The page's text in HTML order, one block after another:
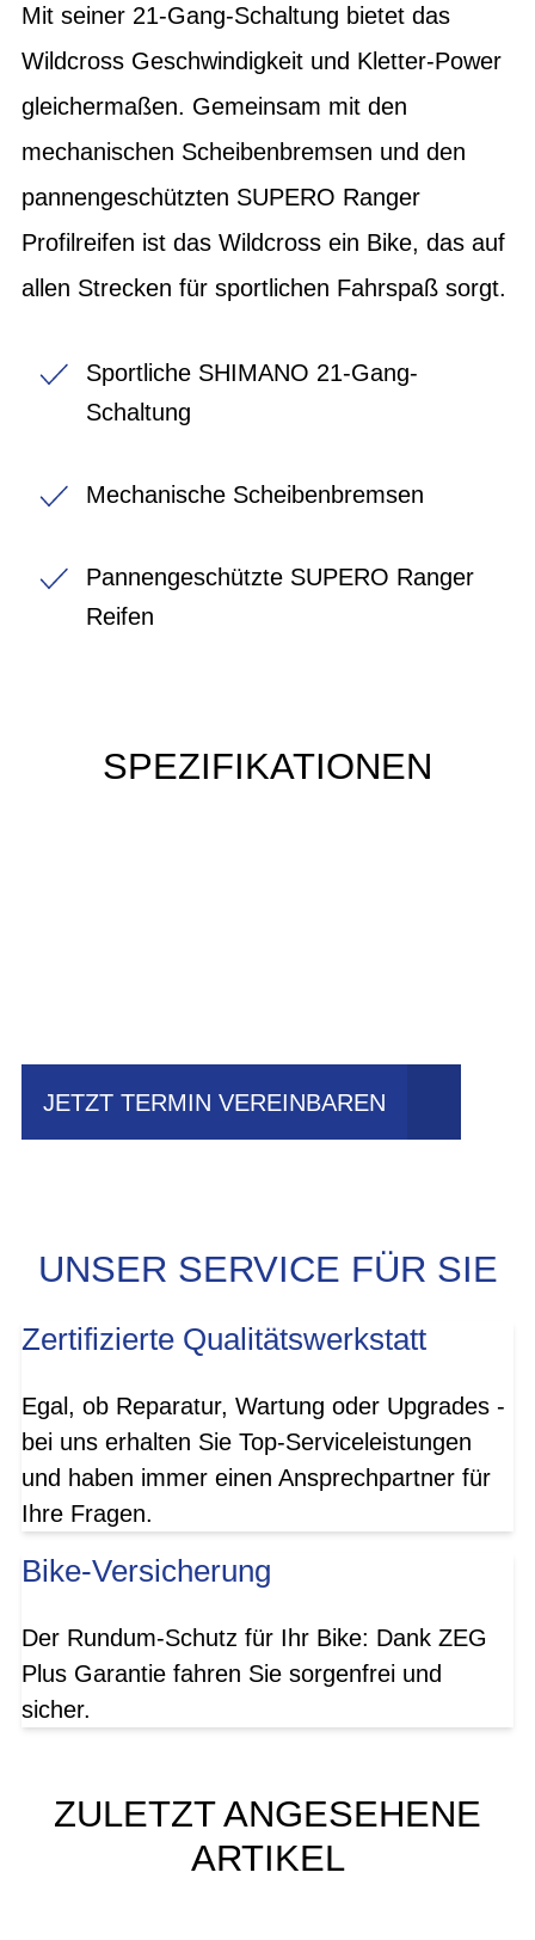
Mit seiner 21-Gang-Schaltung bietet das
Wildcross Geschwindigkeit und Kletter-Power
gleichermaßen. Gemeinsam mit den
mechanischen Scheibenbremsen und den
pannengeschützten SUPERO Ranger
Profilreifen ist das Wildcross ein Bike, das auf
allen Strecken für sportlichen Fahrspaß sorgt.
Sportliche SHIMANO 21-Gang-
Schaltung
Mechanische Scheibenbremsen
Pannengeschützte SUPERO Ranger
Reifen
SPEZIFIKATIONEN
JETZT TERMIN VEREINBAREN
UNSER SERVICE FÜR SIE
Zertifizierte Qualitätswerkstatt
Egal, ob Reparatur, Wartung oder Upgrades -
bei uns erhalten Sie Top-Serviceleistungen
und haben immer einen Ansprechpartner für
Ihre Fragen.
Bike-Versicherung
Der Rundum-Schutz für Ihr Bike: Dank ZEG
Plus Garantie fahren Sie sorgenfrei und
sicher.
ZULETZT ANGESEHENE
ARTIKEL